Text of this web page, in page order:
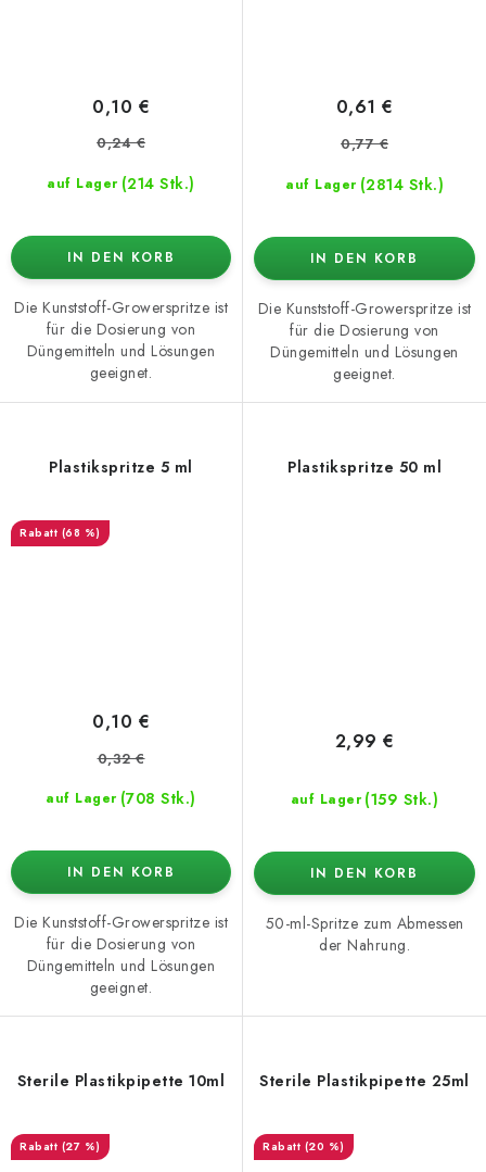
auf Lager (214 Stk.)
0,10 €
0,24 €
IN DEN KORB
Die Kunststoff-Growerspritze ist
für die Dosierung von
Düngemitteln und Lösungen
geeignet.
auf Lager (2814 Stk.)
0,61 €
0,77 €
IN DEN KORB
Die Kunststoff-Growerspritze ist
für die Dosierung von
Düngemitteln und Lösungen
geeignet.
Plastikspritze 5 ml
(68 %)
auf Lager (708 Stk.)
0,10 €
0,32 €
IN DEN KORB
Die Kunststoff-Growerspritze ist
für die Dosierung von
Düngemitteln und Lösungen
geeignet.
Plastikspritze 50 ml
auf Lager (159 Stk.)
2,99 €
IN DEN KORB
50-ml-Spritze zum Abmessen
der Nahrung.
Sterile Plastikpipette 10ml
(27 %)
Sterile Plastikpipette 25ml
(20 %)